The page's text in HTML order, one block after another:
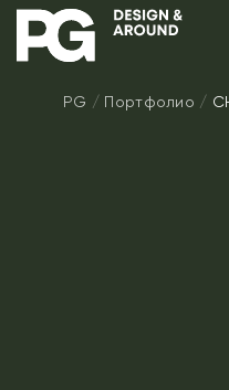
PG / Портфолио /